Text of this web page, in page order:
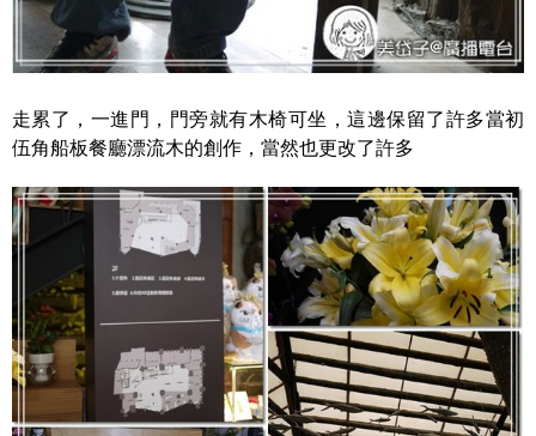
走累了，一進門，門旁就有木椅可坐，這邊保留了許多當初
伍角船板餐廳漂流木的創作，當然也更改了許多